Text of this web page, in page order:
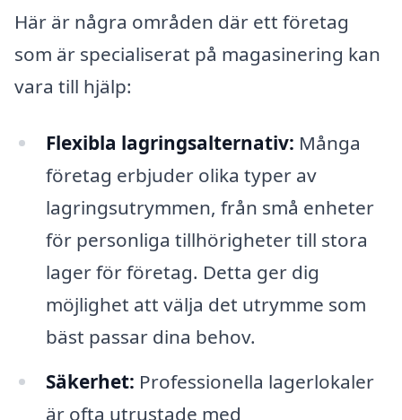
Här är några områden där ett företag
som är specialiserat på magasinering kan
vara till hjälp:
Flexibla lagringsalternativ: Många
företag erbjuder olika typer av
lagringsutrymmen, från små enheter
för personliga tillhörigheter till stora
lager för företag. Detta ger dig
möjlighet att välja det utrymme som
bäst passar dina behov.
Säkerhet: Professionella lagerlokaler
är ofta utrustade med